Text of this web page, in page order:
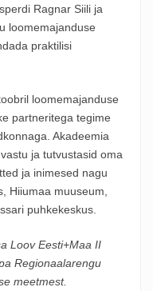
Ragnar Siili ja
loomemajanduse
praktilisi
loomemajanduse
partneritega tegime
Akadeemia
ja tutvustasid oma
ja inimesed nagu
Hiiumaa muuseum,
puhkekeskus.
Loov Eesti+Maa II
Regionaalarengu
meetmest.